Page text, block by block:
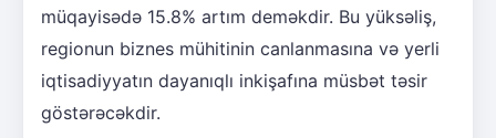
müqayisədə 15.8% artım deməkdir. Bu yüksəliş,
regionun biznes mühitinin canlanmasına və yerli
iqtisadiyyatın dayanıqlı inkişafına müsbət təsir
göstərəcəkdir.